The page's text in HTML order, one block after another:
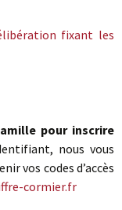
fixant les
pour inscrire
nous vous
vos codes d’accès
cormier.fr